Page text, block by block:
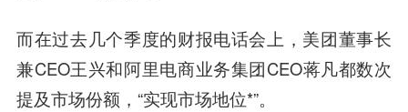
而在过去几个季度的财报电话会上，美团董事长
兼CEO王兴和阿里电商业务集团CEO蒋凡都数次
提及市场份额，“实现市场地位*”。